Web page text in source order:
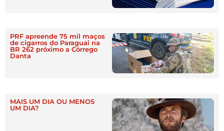
PRF apreende 75 mil maços
de cigarros do Paraguai na
BR 262 próximo a Córrego
Danta
MAIS UM DIA OU MENOS
UM DIA?